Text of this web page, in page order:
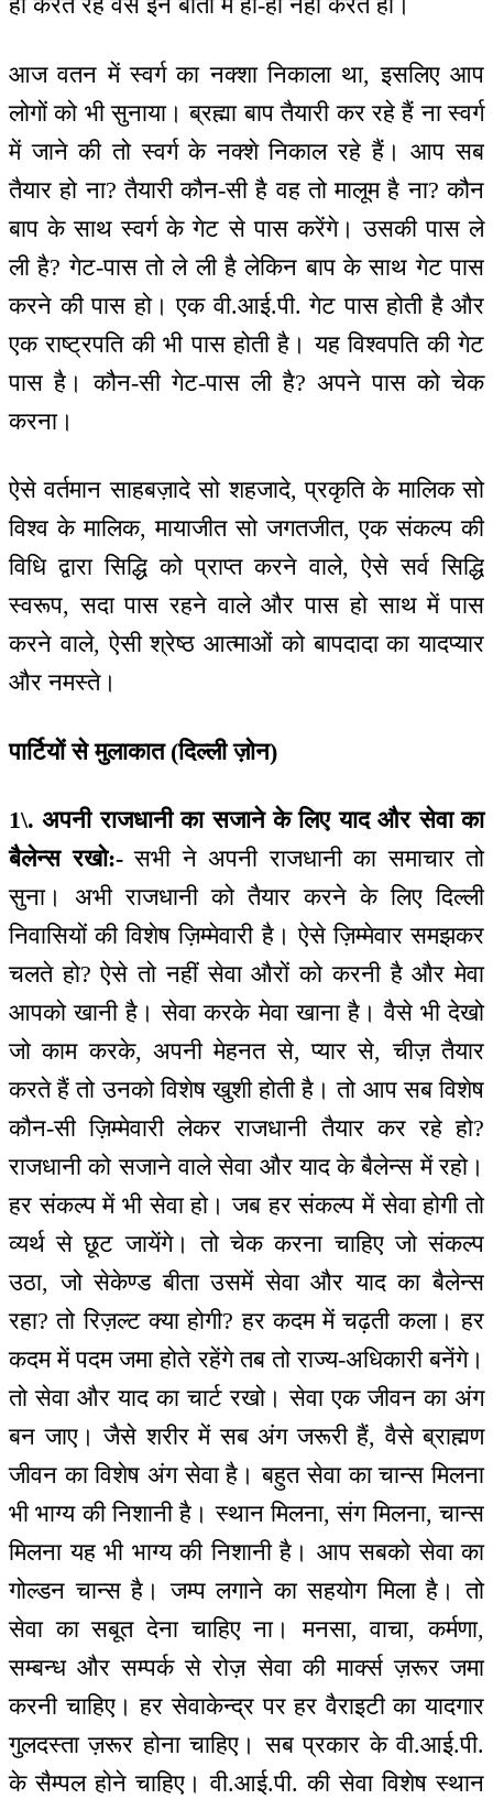
आज वतन में स्वर्ग का नक्शा निकाला था, इसलिए आप
लोगों को भी सुनाया। ब्रह्मा बाप तैयारी कर रहे हैं ना स्वर्ग
में जाने की तो स्वर्ग के नक्शे निकाल रहे हैं। आप सब
तैयार हो ना? तैयारी कौन-सी है वह तो मालूम है ना? कौन
बाप के साथ स्वर्ग के गेट से पास करेंगे। उसकी पास ले
ली है? गेट-पास तो ले ली है लेकिन बाप के साथ गेट पास
करने की पास हो। एक वी.आई.पी. गेट पास होती है और
एक राष्ट्रपति की भी पास होती है। यह विश्वपति की गेट
पास है। कौन-सी गेट-पास ली है? अपने पास को चेक
करना।
ऐसे वर्तमान साहबज़ादे सो शहजादे, प्रकृति के मालिक सो
विश्व के मालिक, मायाजीत सो जगतजीत, एक संकल्प की
विधि द्वारा सिद्धि को प्राप्त करने वाले, ऐसे सर्व सिद्धि
स्वरूप, सदा पास रहने वाले और पास हो साथ में पास
करने वाले, ऐसी श्रेष्ठ आत्माओं को बापदादा का यादप्यार
और नमस्ते।
पार्टियों से मुलाकात (दिल्ली ज़ोन)
1\. अपनी राजधानी का सजाने के लिए याद और सेवा का
बैलेन्स रखो:-सभी ने अपनी राजधानी का समाचार तो
सुना। अभी राजधानी को तैयार करने के लिए दिल्ली
निवासियों की विशेष ज़िम्मेवारी है। ऐसे ज़िम्मेवार समझकर
चलते हो? ऐसे तो नहीं सेवा औरों को करनी है और मेवा
आपको खानी है। सेवा करके मेवा खाना है। वैसे भी देखो
जो काम करके, अपनी मेहनत से, प्यार से, चीज़ तैयार
करते हैं तो उनको विशेष खुशी होती है। तो आप सब विशेष
कौन-सी ज़िम्मेवारी लेकर राजधानी तैयार कर रहे हो?
राजधानी को सजाने वाले सेवा और याद के बैलेन्स में रहो।
हर संकल्प में भी सेवा हो। जब हर संकल्प में सेवा होगी तो
व्यर्थ से छूट जायेंगे। तो चेक करना चाहिए जो संकल्प
उठा, जो सेकेण्ड बीता उसमें सेवा और याद का बैलेन्स
रहा? तो रिज़ल्ट क्या होगी? हर कदम में चढ़ती कला। हर
कदम में पदम जमा होते रहेंगे तब तो राज्य-अधिकारी बनेंगे।
तो सेवा और याद का चार्ट रखो। सेवा एक जीवन का अंग
बन जाए। जैसे शरीर में सब अंग जरूरी हैं, वैसे ब्राह्मण
जीवन का विशेष अंग सेवा है। बहुत सेवा का चान्स मिलना
भी भाग्य की निशानी है। स्थान मिलना, संग मिलना, चान्स
मिलना यह भी भाग्य की निशानी है। आप सबको सेवा का
गोल्डन चान्स है। जम्प लगाने का सहयोग मिला है। तो
सेवा का सबूत देना चाहिए ना। मनसा, वाचा, कर्मणा,
सम्बन्ध और सम्पर्क से रोज़ सेवा की मार्क्स ज़रूर जमा
करनी चाहिए। हर सेवाकेन्द्र पर हर वैराइटी का यादगार
गुलदस्ता ज़रूर होना चाहिए। सब प्रकार के वी.आई.पी.
के सैम्पल होने चाहिए। वी.आई.पी. की सेवा विशेष स्थान